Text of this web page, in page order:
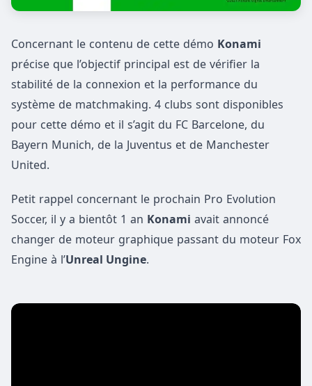
Concernant le contenu de cette démo Konami
précise que l’objectif principal est de vérifier la
stabilité de la connexion et la performance du
système de matchmaking. 4 clubs sont disponibles
pour cette démo et il s’agit du FC Barcelone, du
Bayern Munich, de la Juventus et de Manchester
United.
Petit rappel concernant le prochain Pro Evolution
Soccer, il y a bientôt 1 an Konami avait annoncé
changer de moteur graphique passant du moteur Fox
Engine à l’Unreal Ungine.